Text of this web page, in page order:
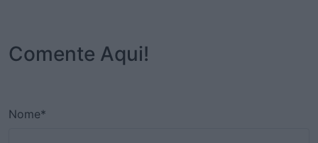
Comente Aqui!
Nome*